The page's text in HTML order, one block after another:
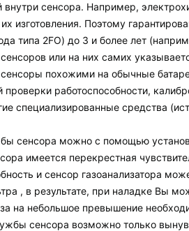
сенсора. Например,
изготовления. Поэтому
типа 2FO) до 3 и более лет
или на них самих
похожими на обычные
работоспособности,
специализированные средства
сенсора можно с помощью
имеется перекрестная
и сенсор газоанализатора
, в результате, при наладке Вы
на небольшое превышение
сенсора возможно только